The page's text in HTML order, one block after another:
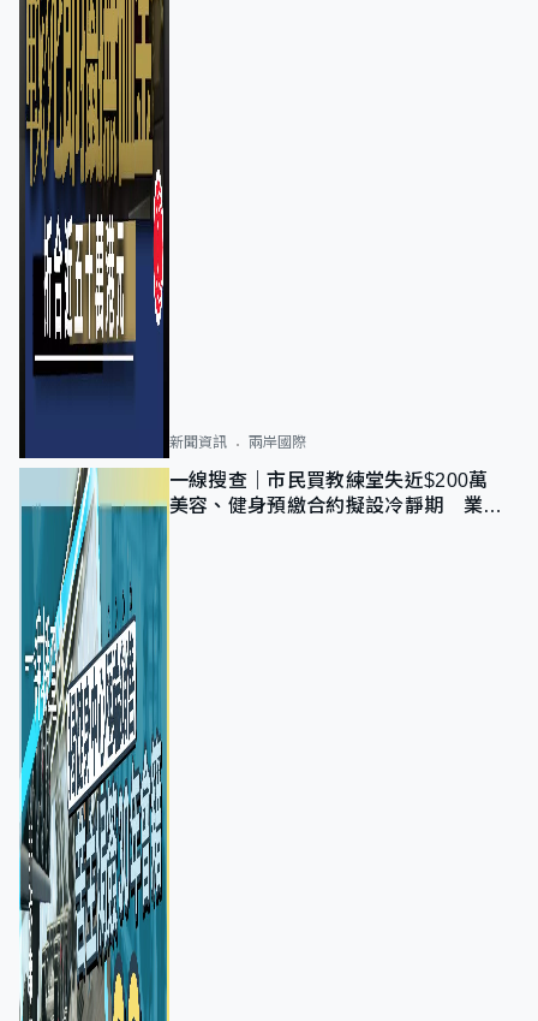
新聞資訊 兩岸國際
一線搜查｜市民買教練堂失近$200萬
美容、健身預繳合約擬設冷靜期 業界